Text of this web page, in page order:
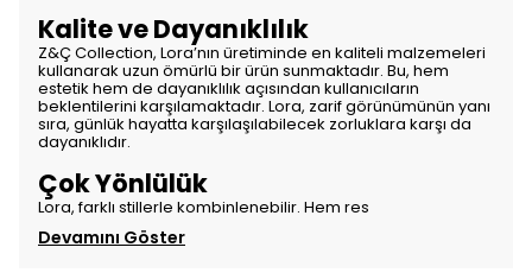
Kalite ve Dayanıklılık
Z&Ç Collection, Lora’nın üretiminde en kaliteli malzemeleri
kullanarak uzun ömürlü bir ürün sunmaktadır. Bu, hem
estetik hem de dayanıklılık açısından kullanıcıların
beklentilerini karşılamaktadır. Lora, zarif görünümünün yanı
sıra, günlük hayatta karşılaşılabilecek zorluklara karşı da
dayanıklıdır.
Çok Yönlülük
Lora, farklı stillerle kombinlenebilir. Hem res
Devamını Göster